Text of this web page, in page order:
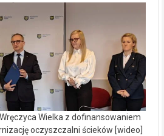
Wielka z dofinansowaniem
oczyszczalni ścieków [wideo]